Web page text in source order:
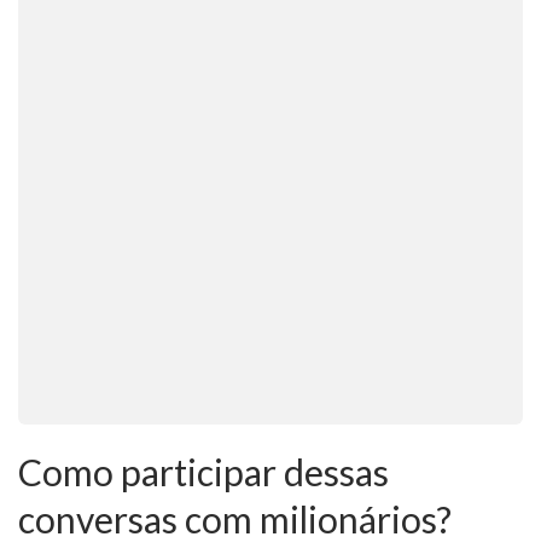
Como participar dessas
conversas com milionários?